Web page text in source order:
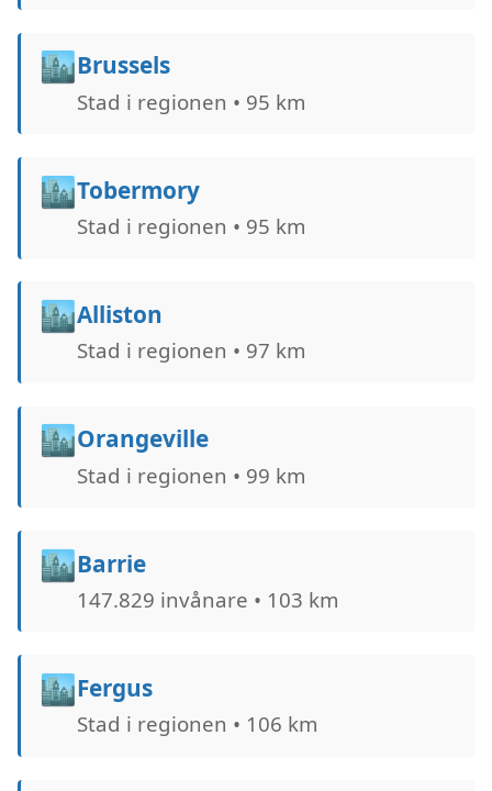
🏙️Brussels
Stad i regionen • 95 km
🏙️Tobermory
Stad i regionen • 95 km
🏙️Alliston
Stad i regionen • 97 km
🏙️Orangeville
Stad i regionen • 99 km
🏙️Barrie
147.829 invånare • 103 km
🏙️Fergus
Stad i regionen • 106 km